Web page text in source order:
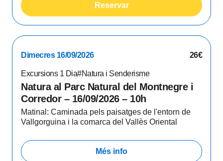
Reservar
Dimecres 16/09/2026 26€
Excursions 1 Dia#Natura i Senderisme
Natura al Parc Natural del Montnegre i
Corredor – 16/09/2026 – 10h
Matinal: Caminada pels paisatges de l'entorn de
Vallgorguina i la comarca del Vallès Oriental
Més info